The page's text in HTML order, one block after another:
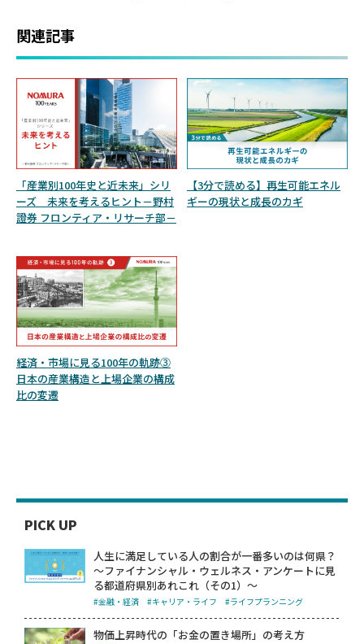
関連記事
「産業別100年史と近未来」シリ
ーズ 未来を考えるヒント－野村
證券 フロンティア・リサーチ部－
【3分で読める】再生可能エネル
ギーの現状と成長のカギ
経済・市場に見る100年の軌跡③
日本の産業構造と上場企業の構成
比の変遷
PICK UP
人生に満足している人の割合が一番多いのは何県？
～ファイナンシャル・ウェルネス・アンケートに見
る都道府県別あれこれ（その1）～
#金融・経済 #キャリア・ライフ #ライフプランニング
物価上昇時代の「お金の置き場所」の考え方